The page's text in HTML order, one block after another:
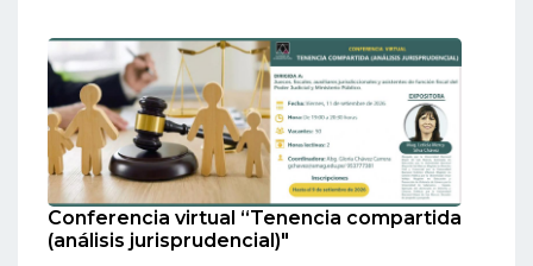
Conferencia virtual “Tenencia compartida
(análisis jurisprudencial)"